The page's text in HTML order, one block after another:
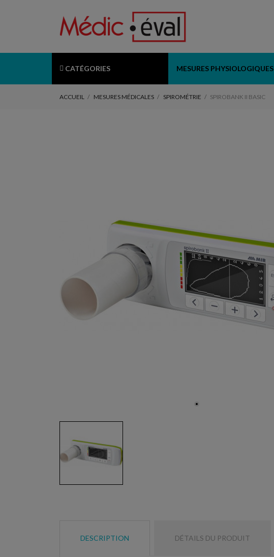
CATÉGORIES MESURES PHYSIOLOGIQUES
ACCUEIL MESURES MÉDICALES SPIROMÉTRIE SPIROBANK II BASIC
DESCRIPTION DÉTAILS DU PRODUIT